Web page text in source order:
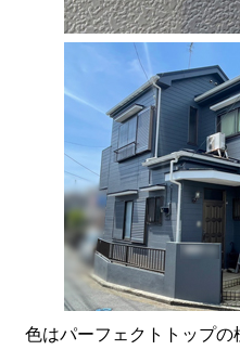
色はパーフェクトトップ